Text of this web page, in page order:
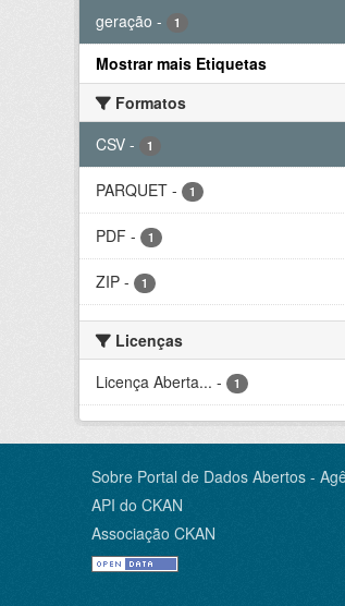
geração - 1
Mostrar mais Etiquetas
Formatos
CSV - 1
PARQUET - 1
PDF - 1
ZIP - 1
Licenças
Licença Aberta... - 1
Sobre Portal de Dados Abertos -
API do CKAN
Associação CKAN